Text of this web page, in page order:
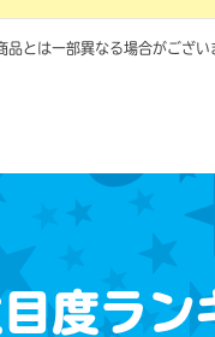
とは一部異なる場合がござい
度ラ